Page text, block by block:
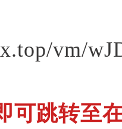
vm/
可跳转至